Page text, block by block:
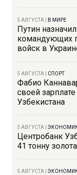
5 АВГУСТА В МИРЕ
Путин
командующих
войск в
5 АВГУСТА СПОРТ
Фабио
своей
Узбекистана
5 АВГУСТА
Центробанк
41 тонну
5 АВГУСТА